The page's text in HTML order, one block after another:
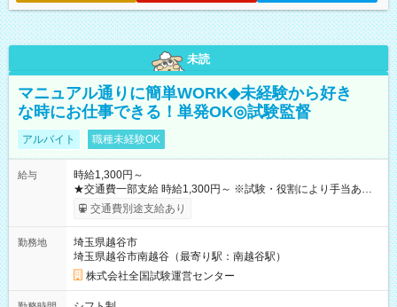
未読
マニュアル通りに簡単WORK◆未経験から好き
な時にお仕事できる！単発OK◎試験監督
アルバイト 職種未経験OK
給与
時給1,300円～
★交通費一部支給 時給1,300円～ ※試験・役割により手当あり
※勤務回数により昇給あり 【即給（前払い）オプションあ
り！】 希望される場合、勤務から1週間ほどで給与の一部を受け
例】 ・河合塾模擬試験 8:30～17:30（休憩1時間） 時給1,300円
×8時間＝日収10,400円＋交通費 ※当日の役割により時給＋100
円の場合あり ・国家試験 7:00～13:30（休憩なし） 時給1,300
円（役割手当＋100円）×6時間＝日収8,400円＋交通費 【試用期
間】試用期間なし
交通費別途支給あり
勤務地
埼玉県越谷市
埼玉県越谷市南越谷（最寄り駅：南越谷駅）
株式会社全国試験運営センター